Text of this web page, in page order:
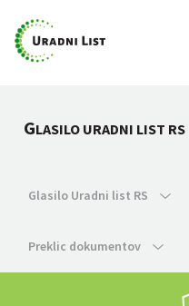
GLASILO URADNI LIST RS
Glasilo Uradni list RS
Preklic dokumentov